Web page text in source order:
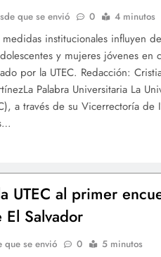
que se envió 0 4 minutos
institucionales influyen
y mujeres jóvenes en
por la UTEC. Redacción:
Palabra Universitaria La
a través de su Vicerrectoría de
UTEC al primer
Salvador
que se envió 0 5 minutos